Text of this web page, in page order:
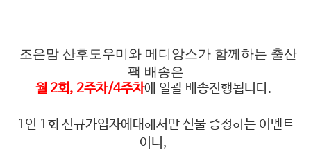
조은맘 산후도우미와 메디앙스가 함께하는 출산
팩 배송은
월 2회, 2주차/4주차에 일괄 배송진행됩니다.
1인 1회 신규가입자에대해서만 선물 증정하는 이벤트
이니,